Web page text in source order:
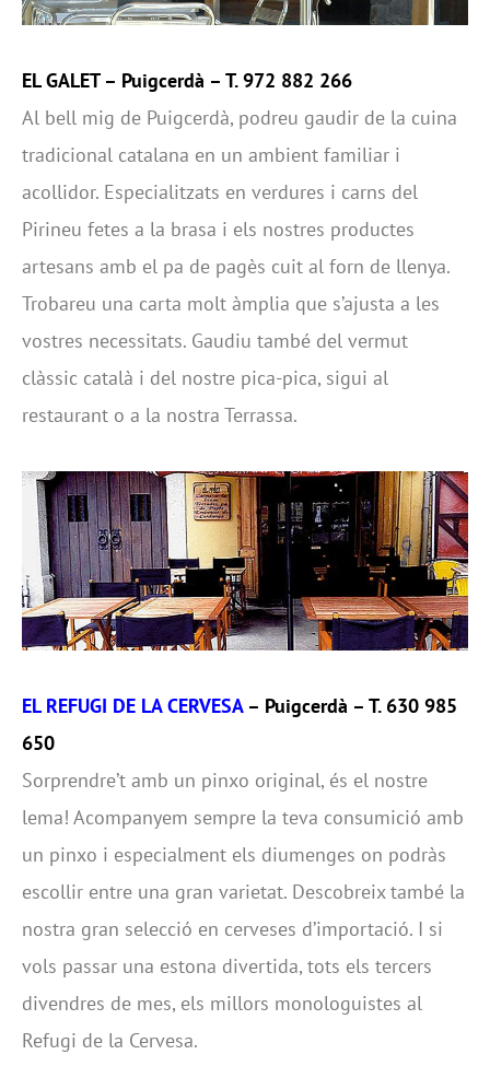
EL GALET– Puigcerdà – T. 972 882 266
Al bell mig de Puigcerdà, podreu gaudir de la cuina
tradicional catalana en un ambient familiar i
acollidor. Especialitzats en verdures i carns del
Pirineu fetes a la brasa i els nostres productes
artesans amb el pa de pagès cuit al forn de llenya.
Trobareu una carta molt àmplia que s’ajusta a les
vostres necessitats. Gaudiu també del vermut
clàssic català i del nostre pica-pica, sigui al
restaurant o a la nostra Terrassa.
EL REFUGI DE LA CERVESA – Puigcerdà – T. 630 985
650
Sorprendre’t amb un pinxo original, és el nostre
lema! Acompanyem sempre la teva consumició amb
un pinxo i especialment els diumenges on podràs
escollir entre una gran varietat. Descobreix també la
nostra gran selecció en cerveses d’importació. I si
vols passar una estona divertida, tots els tercers
divendres de mes, els millors monologuistes al
Refugi de la Cervesa.